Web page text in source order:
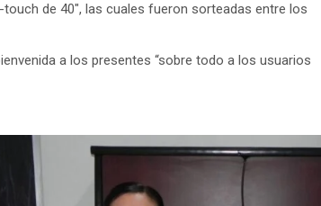
de 40″, las cuales fueron sorteadas entre los
a los presentes “sobre todo a los usuarios